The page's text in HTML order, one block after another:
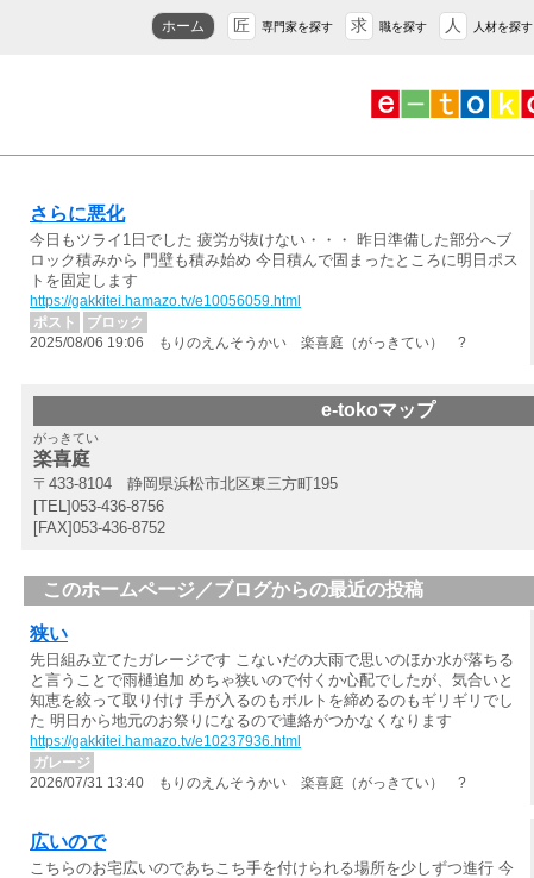
ホーム 匠 専門家を探す 求 職を探す 人 人材を探す
さらに悪化
今日もツライ1日でした 疲労が抜けない・・・ 昨日準備した部分へブ
ロック積みから 門壁も積み始め 今日積んで固まったところに明日ポス
トを固定します
https://gakkitei.hamazo.tv/e10056059.html
ポスト
ブロック
2025/08/06 19:06 もりのえんそうかい 楽喜庭（がっきてい） ?
e-tokoマップ
がっきてい
楽喜庭
〒433-8104 静岡県浜松市北区東三方町195
[TEL]053-436-8756
[FAX]053-436-8752
このホームページ／ブログからの最近の投稿
狭い
先日組み立てたガレージです こないだの大雨で思いのほか水が落ちる
と言うことで雨樋追加 めちゃ狭いので付くか心配でしたが、気合いと
知恵を絞って取り付け 手が入るのもボルトを締めるのもギリギリでし
た 明日から地元のお祭りになるので連絡がつかなくなります
https://gakkitei.hamazo.tv/e10237936.html
ガレージ
2026/07/31 13:40 もりのえんそうかい 楽喜庭（がっきてい） ?
広いので
こちらのお宅広いのであちこち手を付けられる場所を少しずつ進行 今